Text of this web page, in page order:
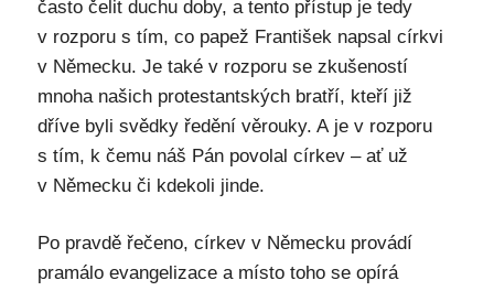
často čelit duchu doby, a tento přístup je tedy
v rozporu s tím, co papež František napsal církvi
v Německu. Je také v rozporu se zkušeností
mnoha našich protestantských bratří, kteří již
dříve byli svědky ředění věrouky. A je v rozporu
s tím, k čemu náš Pán povolal církev – ať už
v Německu či kdekoli jinde.
Po pravdě řečeno, církev v Německu provádí
pramálo evangelizace a místo toho se opírá